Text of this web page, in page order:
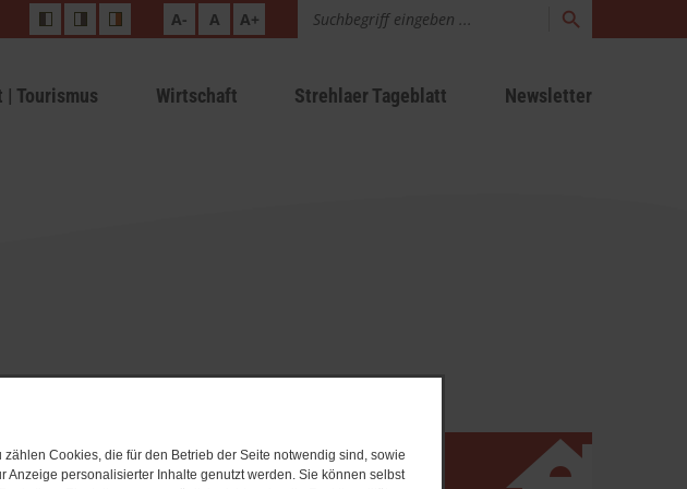
Cookies, die für den Betrieb der Seite notwendig sind, sowie
personalisierter Inhalte genutzt werden. Sie können selbst
A- A A+
Tourismus Wirtschaft Strehlaer Tageblatt Newsletter
Stadt Strehla